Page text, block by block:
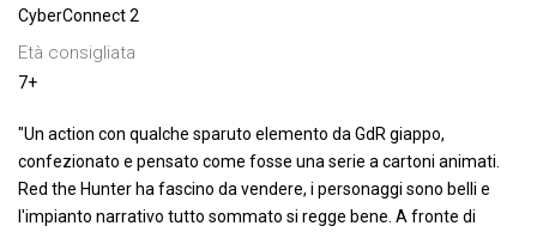
CyberConnect 2
Età consigliata
7+
"Un action con qualche sparuto elemento da GdR giappo,
confezionato e pensato come fosse una serie a cartoni animati.
Red the Hunter ha fascino da vendere, i personaggi sono belli e
l'impianto narrativo tutto sommato si regge bene. A fronte di